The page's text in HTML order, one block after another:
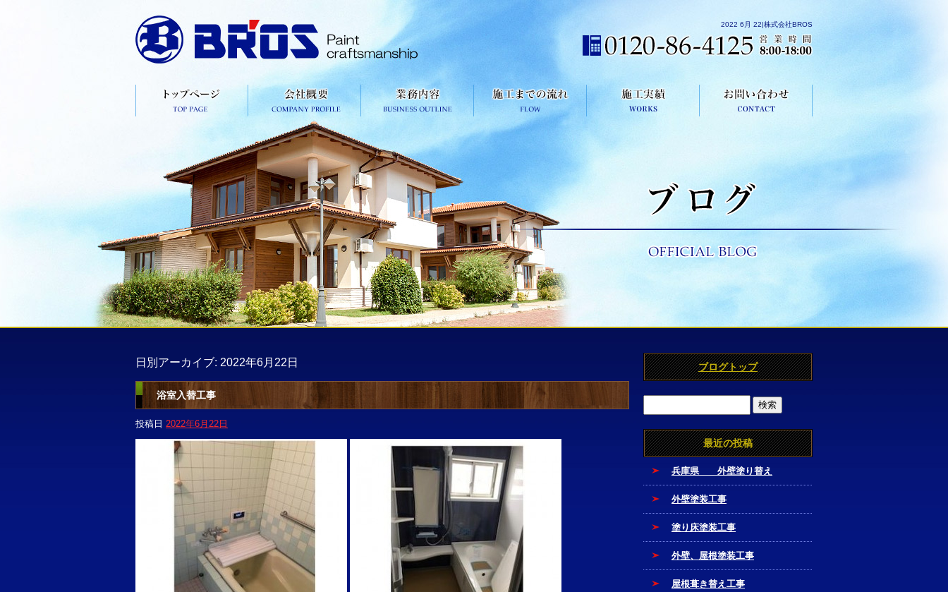
2022 6月 22|株式会社BROS
日別アーカイブ: 2022年6月22日
浴室入替工事
投稿日 2022年6月22日
ブログトップ
最近の投稿
兵庫県 外壁塗り替え
外壁塗装工事
塗り床塗装工事
外壁、屋根塗装工事
屋根葺き替え工事